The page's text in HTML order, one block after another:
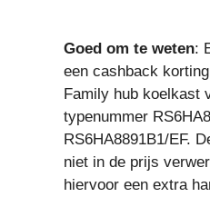
Goed om te weten:
een cashback
Family hub koelkast
typenummer
RS6HA8891B1/EF.
niet in de prijs
hiervoor een extra